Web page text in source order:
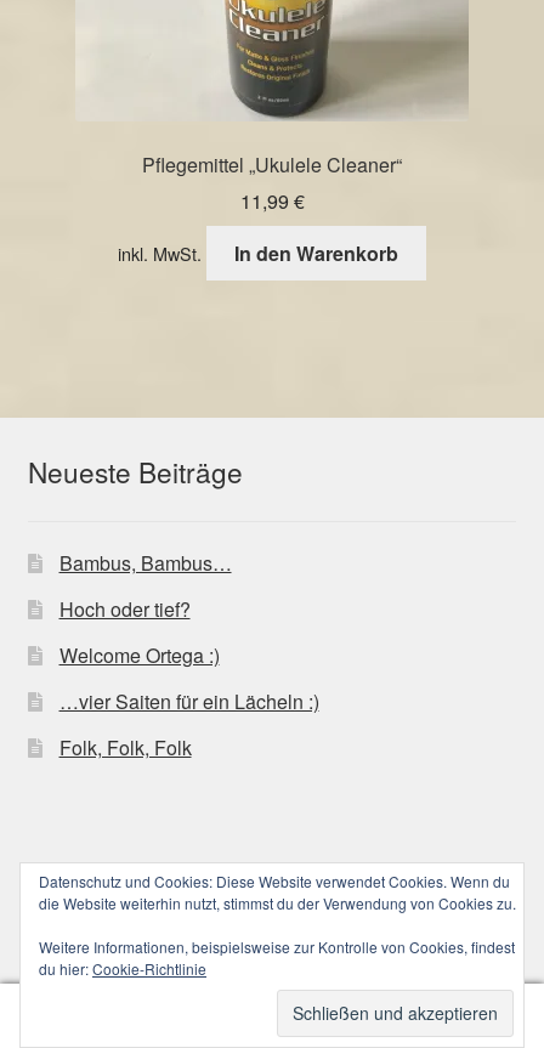
Pflegemittel „Ukulele Cleaner“
11,99 €
inkl. MwSt. In den Warenkorb
Neueste Beiträge
Bambus, Bambus…
Hoch oder tief?
Welcome Ortega :)
…vier Saiten für ein Lächeln :)
Folk, Folk, Folk
© ucoolele.de (||||) 2026
0
Datenschutz und Cookies: Diese Website verwendet Cookies. Wenn du
die Website weiterhin nutzt, stimmst du der Verwendung von Cookies zu.
Weitere Informationen, beispielsweise zur Kontrolle von Cookies, findest
du hier:Cookie-Richtlinie